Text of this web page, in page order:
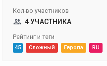
Кол-во участников
4 УЧАСТНИКА
Рейтинг и теги
45 Сложный Европа RU